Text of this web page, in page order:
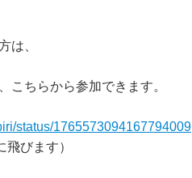
は、
こちらから参加できます。
status/1765573094167794009
飛びます）